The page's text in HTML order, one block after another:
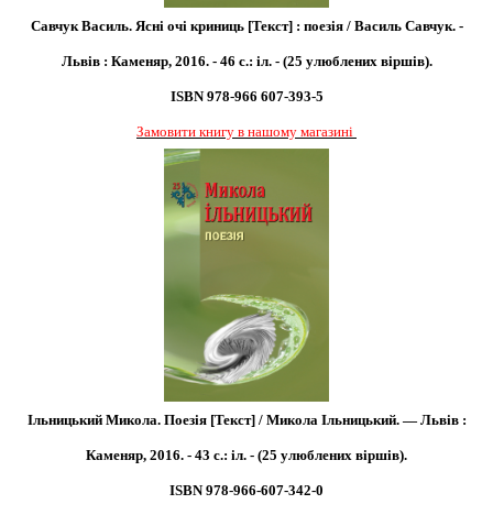
Савчук Василь. Ясні очі криниць [Текст] : поезія / Василь Савчук. -
Львів : Каменяр, 2016. - 46 с.: іл. - (25 улюблених віршів).
ISBN 978-966 607-393-5
Замовити книгу в нашому магазині
Ільницький Микола. Поезія [Текст] / Микола Ільницький. — Львів :
Каменяр, 2016. - 43 с.: іл. - (25 улюблених віршів).
ISBN 978-966-607-342-0